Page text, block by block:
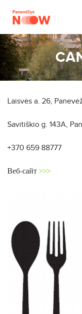
Laisvės a. 26,
Savitiškio g. 143A,
+370 659 88777
Веб-сайт >>>